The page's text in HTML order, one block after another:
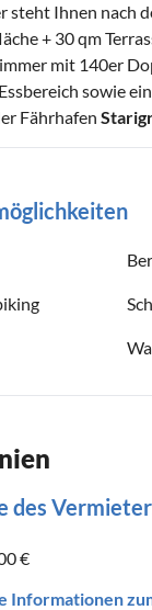
steht Ihnen nach
+ 30 qm
mit 140er
sowie
Fährhafen
des
€
Informationen